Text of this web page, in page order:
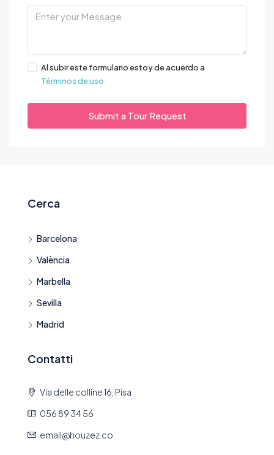
Al subir este formulario estoy de acuerdo a
Términos de uso
Submit a Tour Request
Cerca
Barcelona
València
Marbella
Sevilla
Madrid
Contatti
Via delle colline 16, Pisa
056 89 34 56
email@houzez.co